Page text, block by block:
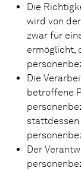
Die
wird von
zwar für
ermöglicht,
Die
betroffene
stattdessen
Der